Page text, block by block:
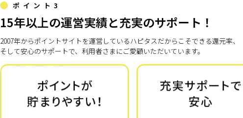
ポイント3
15年以上の運営実績と充実のサポート！
2007年からポイントサイトを運営しているハピタスだからこそできる還元率、
そして安心のサポートで、利用者さまにご愛顧いただいています。